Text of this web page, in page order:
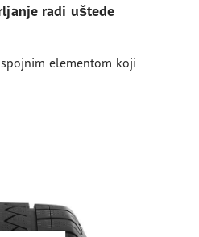
radi uštede
elementom koji